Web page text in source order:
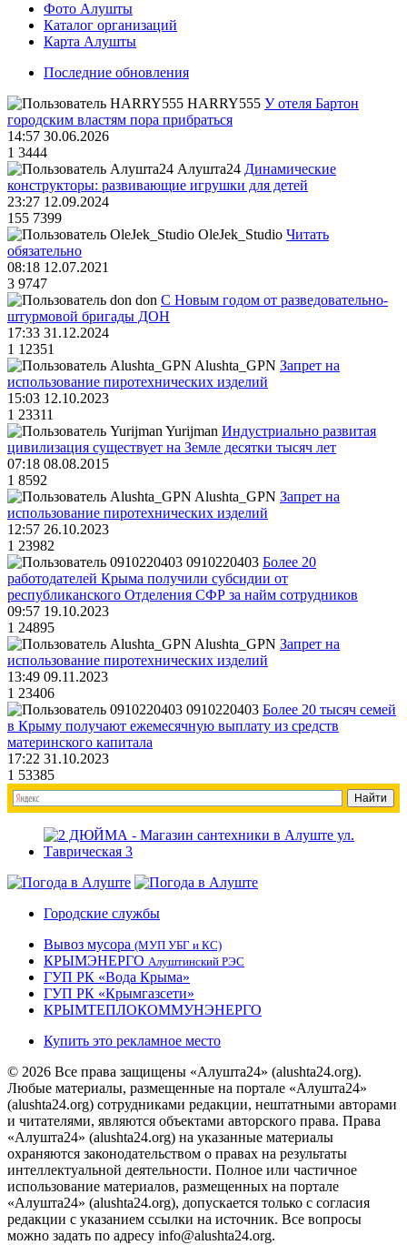
Фото Алушты
Каталог организаций
Карта Алушты
Последние обновления
HARRY555 У отеля Бартон
городским властям пора прибраться
14:57 30.06.2026
1 3444
Алушта24 Динамические
конструкторы: развивающие игрушки для детей
23:27 12.09.2024
155 7399
OleJek_Studio Читать
обязательно
08:18 12.07.2021
3 9747
don С Новым годом от разведовательно-
штурмовой бригады ДОН
17:33 31.12.2024
1 12351
Alushta_GPN Запрет на
использование пиротехнических изделий
15:03 12.10.2023
1 23311
Yurijman Индустриально развитая
цивилизация существует на Земле десятки тысяч лет
07:18 08.08.2015
1 8592
Alushta_GPN Запрет на
использование пиротехнических изделий
12:57 26.10.2023
1 23982
0910220403 Более 20
работодателей Крыма получили субсидии от
республиканского Отделения СФР за найм сотрудников
09:57 19.10.2023
1 24895
Alushta_GPN Запрет на
использование пиротехнических изделий
13:49 09.11.2023
1 23406
0910220403 Более 20 тысяч семей
в Крыму получают ежемесячную выплату из средств
материнского капитала
17:22 31.10.2023
1 53385
Городские службы
Вывоз мусора (МУП УБГ и КС)
КРЫМЭНЕРГО Алуштинский РЭС
ГУП РК «Вода Крыма»
ГУП РК «Крымгазсети»
КРЫМТЕПЛОКОММУНЭНЕРГО
Купить это рекламное место
© 2026 Все права защищены «Алушта24» (alushta24.org).
Любые материалы, размещенные на портале «Алушта24»
(alushta24.org) сотрудниками редакции, нештатными авторами
и читателями, являются объектами авторского права. Права
«Алушта24» (alushta24.org) на указанные материалы
охраняются законодательством о правах на результаты
интеллектуальной деятельности. Полное или частичное
использование материалов, размещенных на портале
«Алушта24» (alushta24.org), допускается только с согласия
редакции с указанием ссылки на источник. Все вопросы
можно задать по адресу info@alushta24.org.